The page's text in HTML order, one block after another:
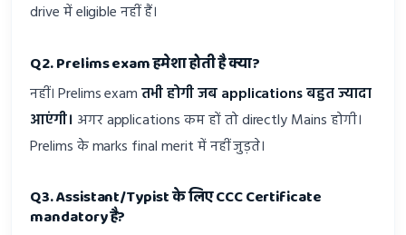
drive में eligible नहीं हैं।
Q2. Prelims exam हमेशा होती है क्या?
नहीं। Prelims examतभी होगी जब applications बहुत ज्यादा
आएंगी। अगर applications कम हों तो directly Mains होगी।
Prelims के marks final merit में नहीं जुड़ते।
Q3. Assistant/Typist के लिए CCC Certificate
mandatory है?